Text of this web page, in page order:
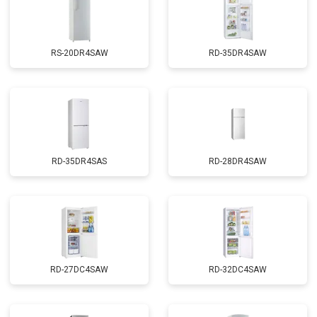
RS-20DR4SAW RD-35DR4SAW
RD-35DR4SAS RD-28DR4SAW
RD-27DC4SAW RD-32DC4SAW